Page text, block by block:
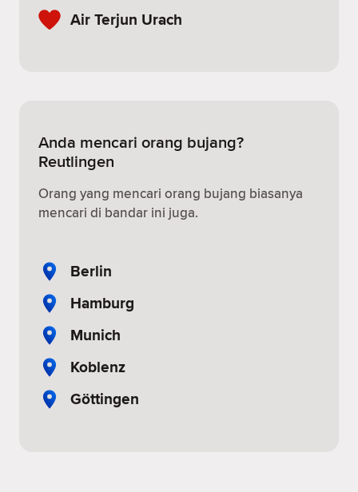
Air Terjun Urach
Anda mencari orang bujang?
Reutlingen
Orang yang mencari orang bujang biasanya
mencari di bandar ini juga.
Berlin
Hamburg
Munich
Koblenz
Göttingen